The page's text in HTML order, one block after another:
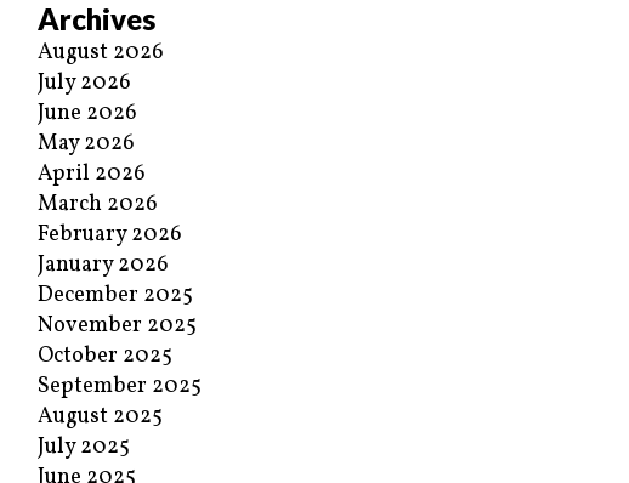
Archives
August 2026
July 2026
June 2026
May 2026
April 2026
March 2026
February 2026
January 2026
December 2025
November 2025
October 2025
September 2025
August 2025
July 2025